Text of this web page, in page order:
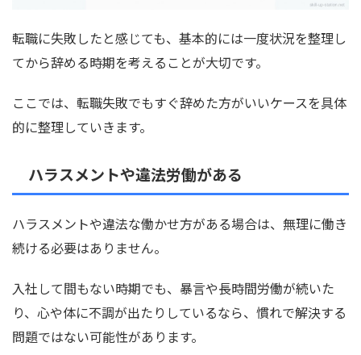
転職に失敗したと感じても、基本的には一度状況を整理し
てから辞める時期を考えることが大切です。
ここでは、転職失敗でもすぐ辞めた方がいいケースを具体
的に整理していきます。
ハラスメントや違法労働がある
ハラスメントや違法な働かせ方がある場合は、無理に働き
続ける必要はありません。
入社して間もない時期でも、暴言や長時間労働が続いた
り、心や体に不調が出たりしているなら、慣れで解決する
問題ではない可能性があります。